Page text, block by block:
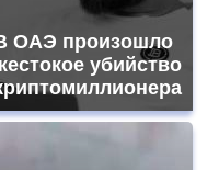
ОАЭ произошло
убийство